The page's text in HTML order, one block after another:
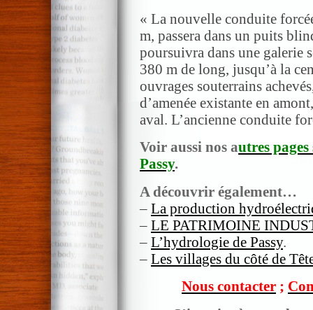
« La nouvelle conduite
m, passera dans un puits
poursuivra dans une galerie
380 m de long, jusqu’à la
ouvrages souterrains
d’amenée existante en
aval. L’ancienne conduite
Voir aussi nos autres pages
Passy.
A découvrir également…
– La production
– LE PATRIMOINE
– L’hydrologie de Passy.
– Les villages du côté de
Nous contacter ;